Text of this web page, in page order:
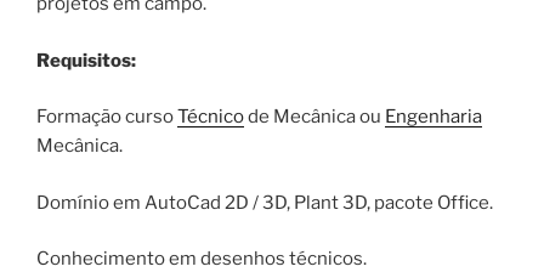
Requisitos:
Formação cursoTécnicode Mecânica ou Engenharia
Mecânica.
Domínio em AutoCad 2D / 3D, Plant 3D, pacote Office.
Conhecimento em desenhos técnicos.